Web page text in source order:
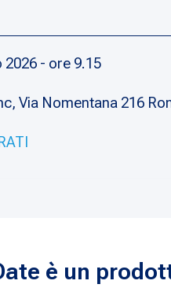
2026 - ore 9.15
Via Nomentana 216
è un